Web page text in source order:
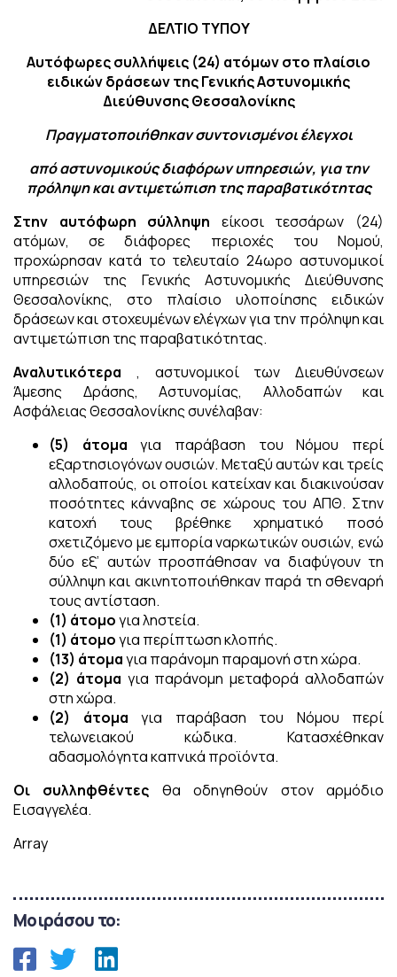
ΔΕΛΤΙΟ ΤΥΠΟΥ
Αυτόφωρες συλλήψεις (24) ατόμων στο πλαίσιο
ειδικών δράσεων της Γενικής Αστυνομικής
Διεύθυνσης Θεσσαλονίκης
Πραγματοποιήθηκαν συντονισμένοι έλεγχοι
από αστυνομικούς διαφόρων υπηρεσιών, για την
πρόληψη και αντιμετώπιση της παραβατικότητας
Στην αυτόφωρη σύλληψη είκοσι τεσσάρων (24)
ατόμων, σε διάφορες περιοχές του Νομού,
προχώρησαν κατά το τελευταίο 24ωρο αστυνομικοί
υπηρεσιών της Γενικής Αστυνομικής Διεύθυνσης
Θεσσαλονίκης, στο πλαίσιο υλοποίησης ειδικών
δράσεων και στοχευμένων ελέγχων για την πρόληψη και
αντιμετώπιση της παραβατικότητας.
Αναλυτικότερα , αστυνομικοί των Διευθύνσεων
Άμεσης Δράσης, Αστυνομίας, Αλλοδαπών και
Ασφάλειας Θεσσαλονίκης συνέλαβαν:
(5) άτομαγια παράβαση του Νόμου περί
εξαρτησιογόνων ουσιών. Μεταξύ αυτών και τρείς
αλλοδαπούς, οι οποίοι κατείχαν και διακινούσαν
ποσότητες κάνναβης σε χώρους του ΑΠΘ. Στην
κατοχή τους βρέθηκε χρηματικό ποσό
σχετιζόμενο με εμπορία ναρκωτικών ουσιών, ενώ
δύο εξ’ αυτών προσπάθησαν να διαφύγουν τη
σύλληψη και ακινητοποιήθηκαν παρά τη σθεναρή
τους αντίσταση.
(1) άτομογια ληστεία.
(1) άτομογια περίπτωση κλοπής.
(13) άτομαγια παράνομη παραμονή στη χώρα.
(2) άτομα για παράνομη μεταφορά αλλοδαπών
στη χώρα.
(2) άτομα για παράβαση του Νόμου περί
τελωνειακού κώδικα. Κατασχέθηκαν
αδασμολόγητα καπνικά προϊόντα.
Οι συλληφθέντες θα οδηγηθούν στον αρμόδιο
Εισαγγελέα.
Array
Μοιράσου το: